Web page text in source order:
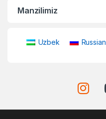
Manzilimiz
Uzbek Russian